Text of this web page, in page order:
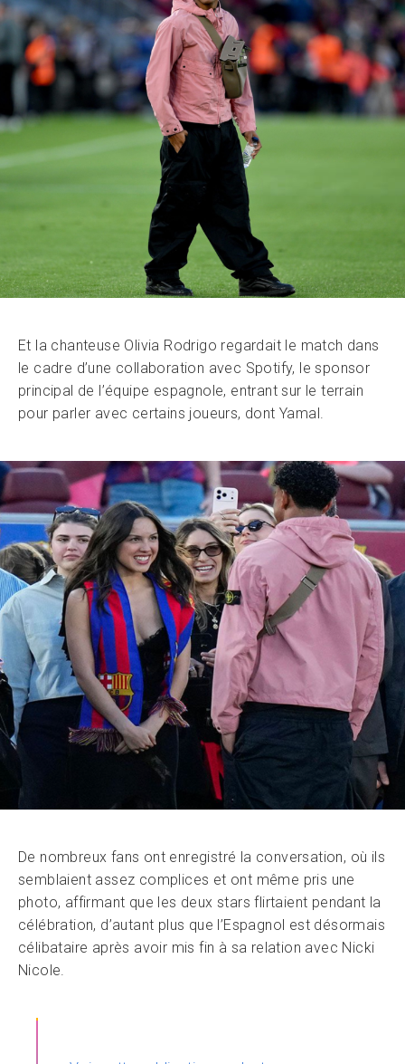
Et la chanteuse Olivia Rodrigo regardait le match dans
le cadre d’une collaboration avec Spotify, le sponsor
principal de l’équipe espagnole, entrant sur le terrain
pour parler avec certains joueurs, dont Yamal.
De nombreux fans ont enregistré la conversation, où ils
semblaient assez complices et ont même pris une
photo, affirmant que les deux stars flirtaient pendant la
célébration, d’autant plus que l’Espagnol est désormais
célibataire après avoir mis fin à sa relation avec Nicki
Nicole.